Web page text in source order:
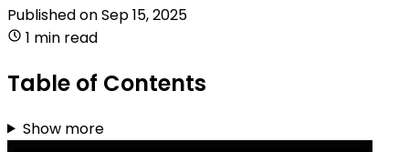
Published onSep 15, 2025
1 min read
Table of Contents
Show more